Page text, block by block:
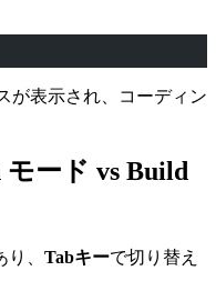
が表示され、コーディン
ード vs Build
、 Tabキーで切り替え